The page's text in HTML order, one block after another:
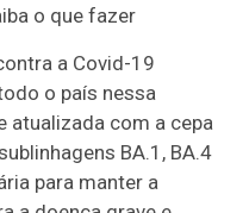
o que fazer
a Covid-19
o país nessa
com a cepa
BA.1, BA.4
para manter a